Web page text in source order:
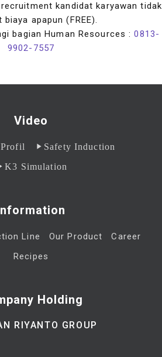
kandidat karyawan tidak
biaya apapun (FREE).
bagian Human Resources :0813-
9902-7557
Video
Safety Induction
K3 Simulation
Line Our Product
Career
Recipes
Holding
RIYANTO GROUP